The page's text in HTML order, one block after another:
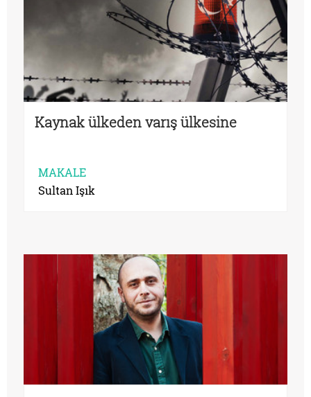
Kaynak ülkeden varış ülkesine
MAKALE
Sultan Işık